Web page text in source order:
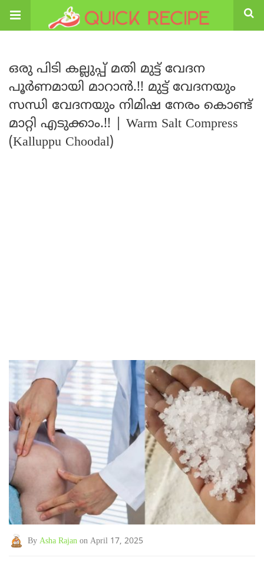
ഒരു പിടി കല്ലുപ്പ് മതി മുട്ട് വേദന
പൂർണമായി മാറാൻ.!! മുട്ട് വേദനയും
സന്ധി വേദനയും നിമിഷ നേരം കൊണ്ട്
മാറ്റി എടുക്കാം.!! | Warm Salt Compress
(Kalluppu Choodal)
By Asha Rajan on April 17, 2025